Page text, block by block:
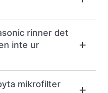
rinner det
inte ur
mikrofilter